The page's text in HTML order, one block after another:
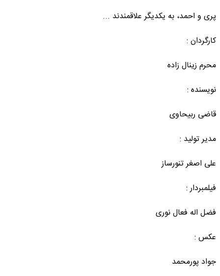
پری و احمد، به یکدیگر علاقمندند ...
کارگردان :
محرم زینال زاده
نویسنده :
قاضی ربیحاوی
مدیر تولید :
علی اصغر تنورساز
فیلمبردار :
فضل اله فعال نوری
عکس :
جواد پورمحمد